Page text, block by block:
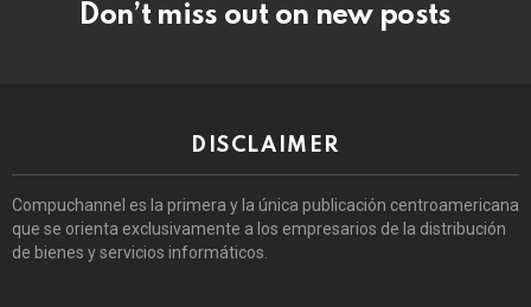
Don’t miss out on new posts
DISCLAIMER
Compuchannel es la primera y la única publicación centroamericana
que se orienta exclusivamente a los empresarios de la distribución
de bienes y servicios informáticos.